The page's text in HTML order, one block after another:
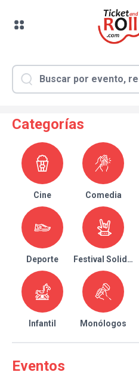
Categorías
Cine Comedia
Deporte Festival Solidario
Infantil Monólogos
Eventos